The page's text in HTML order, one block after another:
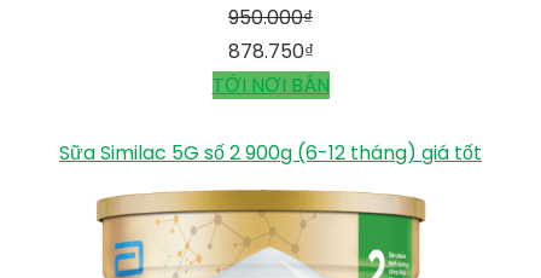
950.000₫
878.750₫
TỚI NƠI BÁN
Sữa Similac 5G số 2 900g (6-12 tháng) giá tốt